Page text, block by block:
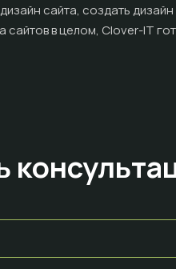
сайта, создать
сайтов в целом, Clover-IT